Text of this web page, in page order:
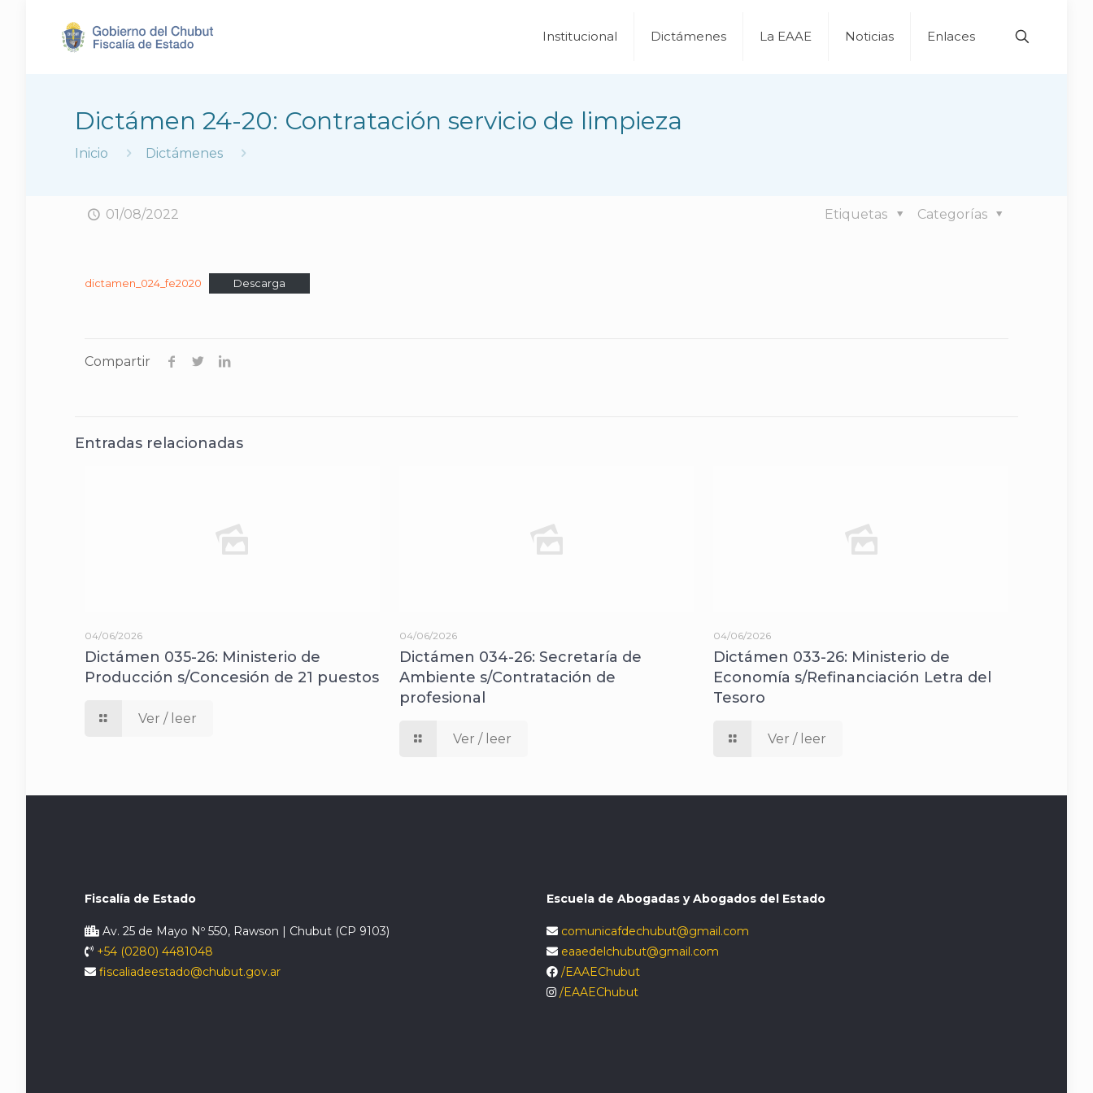
Institucional Dictámenes La EAAE Noticias Enlaces
Dictámen 24-20: Contratación servicio de limpieza
Inicio Dictámenes
01/08/2022 Categorías
Etiquetas
dictamen_024_fe2020 Descarga
Compartir
Entradas relacionadas
04/06/2026
Dictámen 035-26: Ministerio de
Producción s/Concesión de 21 puestos
Ver / leer
04/06/2026
Dictámen 034-26: Secretaría de
Ambiente s/Contratación de
profesional
Ver / leer
04/06/2026
Dictámen 033-26: Ministerio de
Economía s/Refinanciación Letra del
Tesoro
Ver / leer
Fiscalía de Estado
Av. 25 de Mayo Nº 550, Rawson | Chubut (CP 9103)
+54 (0280) 4481048
fiscaliadeestado@chubut.gov.ar
Escuela de Abogadas y Abogados del Estado
comunicafdechubut@gmail.com
eaaedelchubut@gmail.com
/EAAEChubut
/EAAEChubut